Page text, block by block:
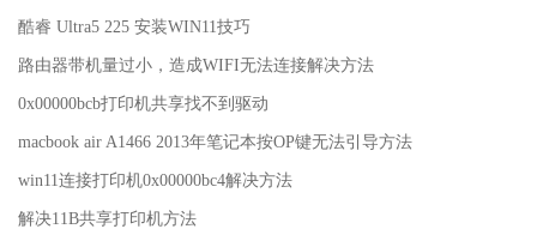
酷睿 Ultra5 225 安装WIN11技巧
路由器带机量过小，造成WIFI无法连接解决方法
0x00000bcb打印机共享找不到驱动
macbook air A1466 2013年笔记本按OP键无法引导方法
win11连接打印机0x00000bc4解决方法
解决11B共享打印机方法